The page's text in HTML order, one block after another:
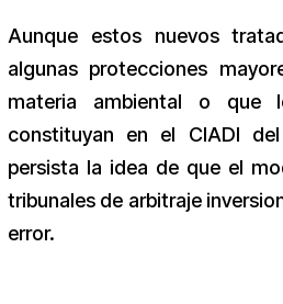
Aunque estos nuevos
algunas protecciones
materia ambiental o que
constituyan en el CIADI
persista la idea de que el
tribunales de arbitraje
error.